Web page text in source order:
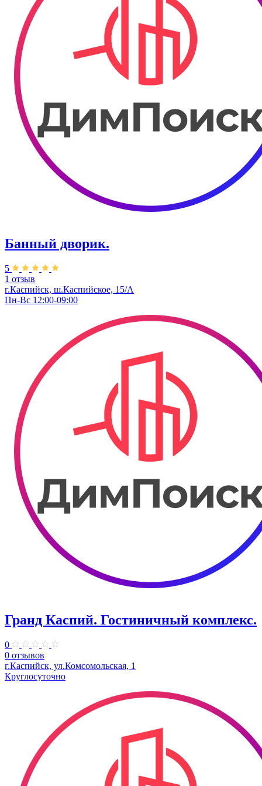
Банный дворик.
5
1 отзыв
г.Каспийск, ш.Каспийское, 15/А
Пн-Вс 12:00-09:00
Гранд Каспий. Гостиничный комплекс.
0
0 отзывов
г.Каспийск, ул.​Комсомольская, 1
Круглосуточно